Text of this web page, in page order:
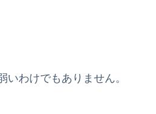
わけでもありません。